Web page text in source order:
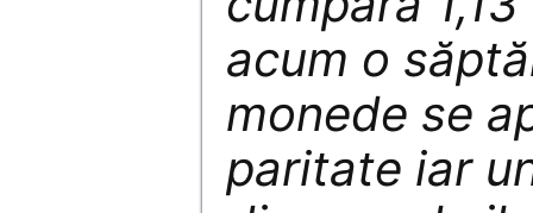
acum o
monede se
paritate iar